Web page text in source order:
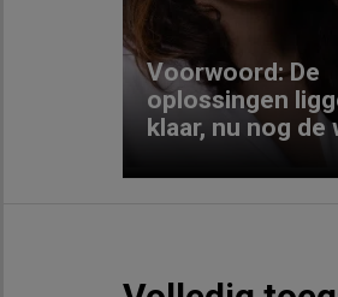
Voorwoord: De
oplossingen
klaar, nu nog de